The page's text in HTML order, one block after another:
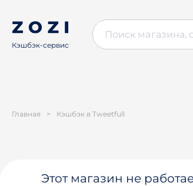
Кэшбэк-сервис
Главная > Кэшбэк в Tweetfull
Этот магазин не